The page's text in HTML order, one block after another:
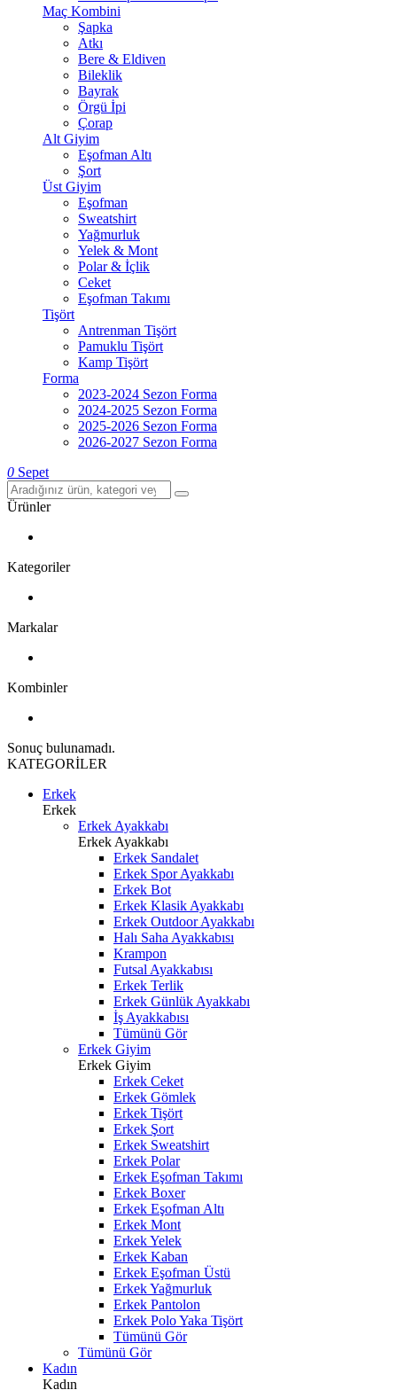
Maç Kombini
Şapka
Atkı
Bere & Eldiven
Bileklik
Bayrak
Örgü İpi
Çorap
Alt Giyim
Eşofman Altı
Şort
Üst Giyim
Eşofman
Sweatshirt
Yağmurluk
Yelek & Mont
Polar & İçlik
Ceket
Eşofman Takımı
Tişört
Antrenman Tişört
Pamuklu Tişört
Kamp Tişört
Forma
2023-2024 Sezon Forma
2024-2025 Sezon Forma
2025-2026 Sezon Forma
2026-2027 Sezon Forma
0 Sepet
Ürünler
Kategoriler
Markalar
Kombinler
Sonuç bulunamadı.
KATEGORİLER
Erkek
Erkek
Erkek Ayakkabı
Erkek Ayakkabı
Erkek Sandalet
Erkek Spor Ayakkabı
Erkek Bot
Erkek Klasik Ayakkabı
Erkek Outdoor Ayakkabı
Halı Saha Ayakkabısı
Krampon
Futsal Ayakkabısı
Erkek Terlik
Erkek Günlük Ayakkabı
İş Ayakkabısı
Tümünü Gör
Erkek Giyim
Erkek Giyim
Erkek Ceket
Erkek Gömlek
Erkek Tişört
Erkek Şort
Erkek Sweatshirt
Erkek Polar
Erkek Eşofman Takımı
Erkek Boxer
Erkek Eşofman Altı
Erkek Mont
Erkek Yelek
Erkek Kaban
Erkek Eşofman Üstü
Erkek Yağmurluk
Erkek Pantolon
Erkek Polo Yaka Tişört
Tümünü Gör
Tümünü Gör
Kadın
Kadın